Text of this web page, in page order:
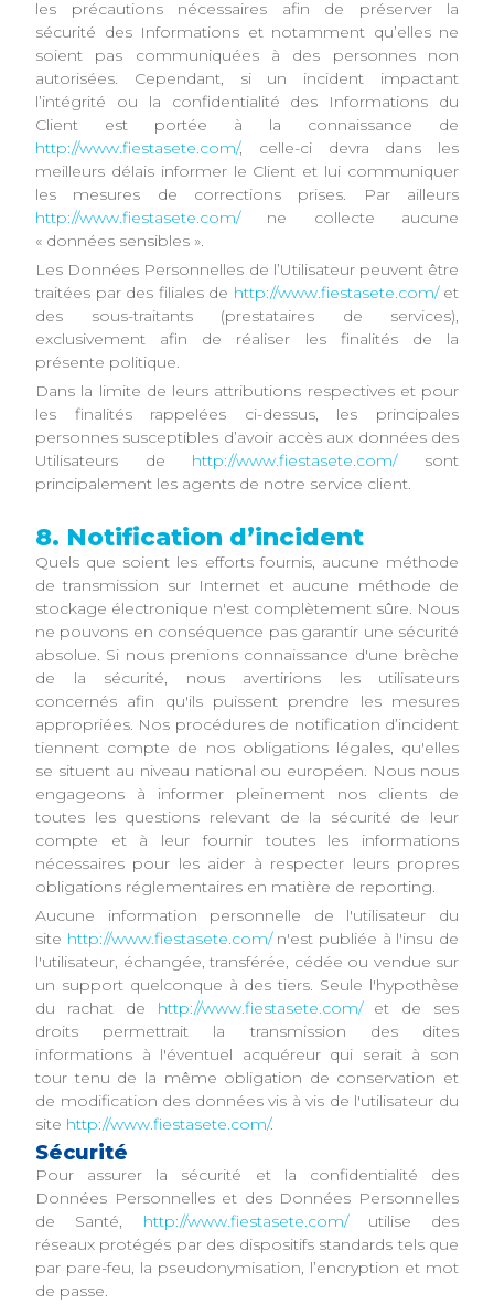
les précautions nécessaires afin de préserver la
sécurité des Informations et notamment qu’elles ne
soient pas communiquées à des personnes non
autorisées. Cependant, si un incident impactant
l’intégrité ou la confidentialité des Informations du
Client est portée à la connaissance de
http://www.fiestasete.com/, celle-ci devra dans les
meilleurs délais informer le Client et lui communiquer
les mesures de corrections prises. Par ailleurs
http://www.fiestasete.com/ne collecte aucune
« données sensibles ».
Les Données Personnelles de l’Utilisateur peuvent être
traitées par des filiales de http://www.fiestasete.com/et
des sous-traitants (prestataires de services),
exclusivement afin de réaliser les finalités de la
présente politique.
Dans la limite de leurs attributions respectives et pour
les finalités rappelées ci-dessus, les principales
personnes susceptibles d’avoir accès aux données des
Utilisateurs de http://www.fiestasete.com/sont
principalement les agents de notre service client.
8. Notification d’incident
Quels que soient les efforts fournis, aucune méthode
de transmission sur Internet et aucune méthode de
stockage électronique n'est complètement sûre. Nous
ne pouvons en conséquence pas garantir une sécurité
absolue. Si nous prenions connaissance d'une brèche
de la sécurité, nous avertirions les utilisateurs
concernés afin qu'ils puissent prendre les mesures
appropriées. Nos procédures de notification d’incident
tiennent compte de nos obligations légales, qu'elles
se situent au niveau national ou européen. Nous nous
engageons à informer pleinement nos clients de
toutes les questions relevant de la sécurité de leur
compte et à leur fournir toutes les informations
nécessaires pour les aider à respecter leurs propres
obligations réglementaires en matière de reporting.
Aucune information personnelle de l'utilisateur du
site http://www.fiestasete.com/n'est publiée à l'insu de
l'utilisateur, échangée, transférée, cédée ou vendue sur
un support quelconque à des tiers. Seule l'hypothèse
du rachat de http://www.fiestasete.com/et de ses
droits permettrait la transmission des dites
informations à l'éventuel acquéreur qui serait à son
tour tenu de la même obligation de conservation et
de modification des données vis à vis de l'utilisateur du
site http://www.fiestasete.com/.
Sécurité
Pour assurer la sécurité et la confidentialité des
Données Personnelles et des Données Personnelles
de Santé, http://www.fiestasete.com/utilise des
réseaux protégés par des dispositifs standards tels que
par pare-feu, la pseudonymisation, l’encryption et mot
de passe.